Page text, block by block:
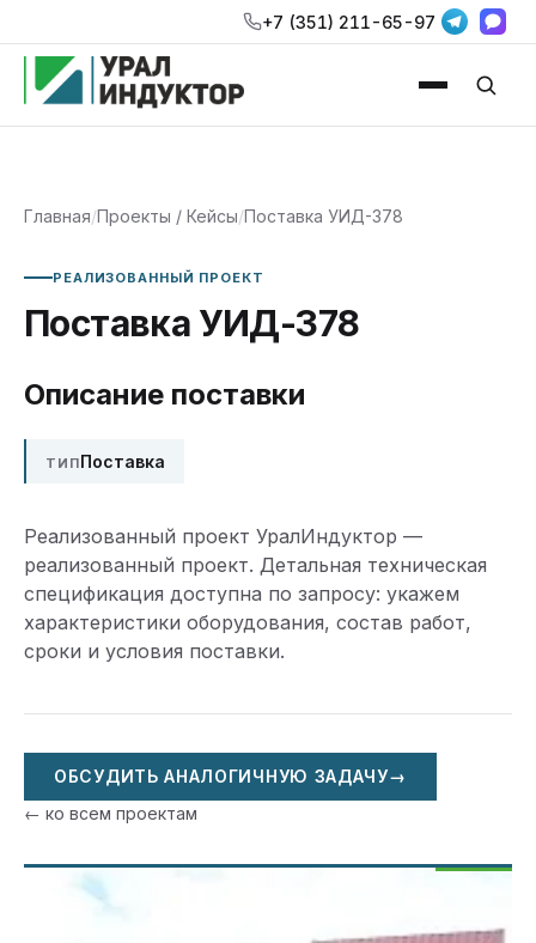
+7 (351) 211-65-97
Главная/Проекты / Кейсы/Поставка УИД-378
РЕАЛИЗОВАННЫЙ ПРОЕКТ
Поставка УИД-378
Описание поставки
ТИППоставка
Реализованный проект УралИндуктор —
реализованный проект. Детальная техническая
спецификация доступна по запросу: укажем
характеристики оборудования, состав работ,
сроки и условия поставки.
ОБСУДИТЬ АНАЛОГИЧНУЮ ЗАДАЧУ→
← ко всем проектам